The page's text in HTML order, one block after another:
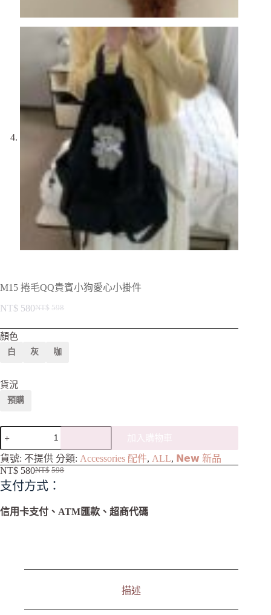
M15 捲毛QQ貴賓小狗愛心小掛件
NT$ 598
NT$ 580
顏色
白 灰 咖
貨況
預購
加入購物車
A
l
e
n
貨號: 不提供 分類: Accessories 配件, ALL, 𝗡𝗲𝘄 新品
NT$ 598
NT$ 580
支付方式：
信用卡支付、ATM匯款、超商代碼
描述